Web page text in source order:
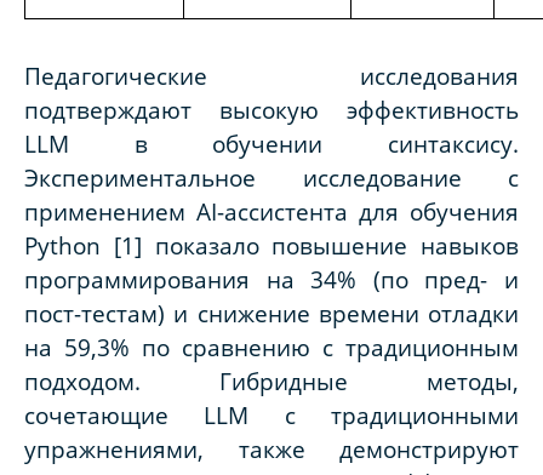
Педагогические исследования
подтверждают высокую эффективность
LLM в обучении синтаксису.
Экспериментальное исследование с
применением AI-ассистента для обучения
Python [1] показало повышение навыков
программирования на 34% (по пред- и
пост-тестам) и снижение времени отладки
на 59,3% по сравнению с традиционным
подходом. Гибридные методы,
сочетающие LLM с традиционными
упражнениями, также демонстрируют